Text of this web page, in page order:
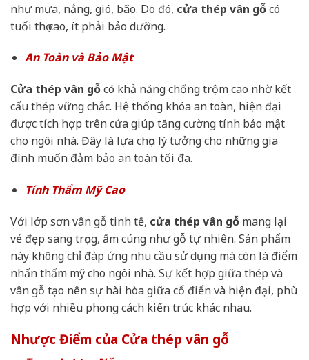
như mưa, nắng, gió, bão. Do đó, cửa thép vân gỗcó
tuổi thọ cao, ít phải bảo dưỡng.
An Toàn và Bảo Mật
Cửa thép vân gỗcó khả năng chống trộm cao nhờ kết
cấu thép vững chắc. Hệ thống khóa an toàn, hiện đại
được tích hợp trên cửa giúp tăng cường tính bảo mật
cho ngôi nhà. Đây là lựa chọn lý tưởng cho những gia
đình muốn đảm bảo an toàn tối đa.
Tính Thẩm Mỹ Cao
Với lớp sơn vân gỗ tinh tế, cửa thép vân gỗ mang lại
vẻ đẹp sang trọng, ấm cúng như gỗ tự nhiên. Sản phẩm
này không chỉ đáp ứng nhu cầu sử dụng mà còn là điểm
nhấn thẩm mỹ cho ngôi nhà. Sự kết hợp giữa thép và
vân gỗ tạo nên sự hài hòa giữa cổ điển và hiện đại, phù
hợp với nhiều phong cách kiến trúc khác nhau.
Nhược Điểm của Cửa thép vân gỗ